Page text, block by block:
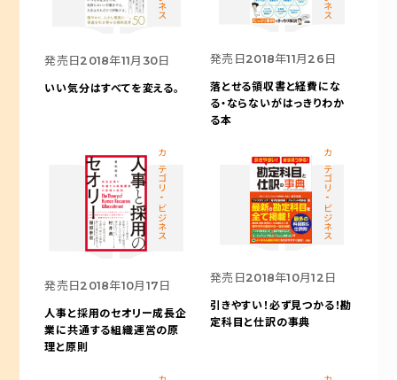
発売日2018年11月30日
いい気分はすべてを変える。
発売日 2018年11月26日
落とせる領収書と経費にな
る・ならないがはっきりわか
る本
カテゴリ-ビジネス
発売日 2018年10月17日
人事と採用のセオリー成長企
業に共通する組織運営の原
理と原則
カテゴリ-ビジネス
発売日2018年10月12日
引きやすい！必ず見つかる！勘
定科目と仕訳の事典